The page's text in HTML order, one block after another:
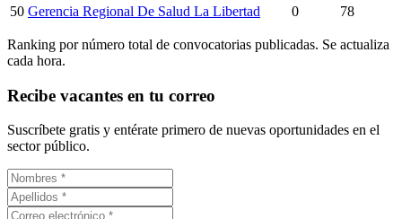
50 Gerencia Regional De Salud La Libertad 0 78
Ranking por número total de convocatorias publicadas. Se actualiza
cada hora.
Recibe vacantes en tu correo
Suscríbete gratis y entérate primero de nuevas oportunidades en el
sector público.